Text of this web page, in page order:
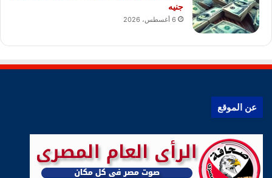
جنيه
6 أغسطس، 2026
عن الموقع